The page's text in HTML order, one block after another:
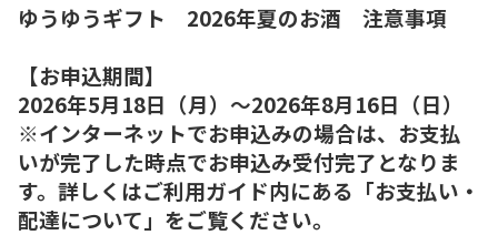
ゆうゆうギフト 2026年夏のお酒 注意事項
【お申込期間】
2026年5月18日（月）～2026年8月16日（日）
※インターネットでお申込みの場合は、お支払
いが完了した時点でお申込み受付完了となりま
す。詳しくはご利用ガイド内にある「お支払い・
配達について」をご覧ください。